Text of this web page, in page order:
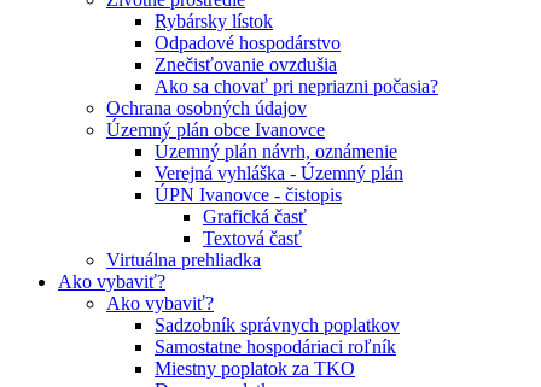
Rybársky lístok
Odpadové hospodárstvo
Znečisťovanie ovzdušia
Ako sa chovať pri nepriazni počasia?
Ochrana osobných údajov
Územný plán obce Ivanovce
Územný plán návrh, oznámenie
Verejná vyhláška - Územný plán
ÚPN Ivanovce - čistopis
Grafická časť
Textová časť
Virtuálna prehliadka
Ako vybaviť?
Ako vybaviť?
Sadzobník správnych poplatkov
Samostatne hospodáriaci roľník
Miestny poplatok za TKO